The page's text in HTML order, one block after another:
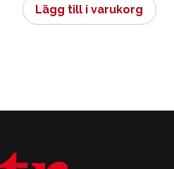
Lägg till i varukorg